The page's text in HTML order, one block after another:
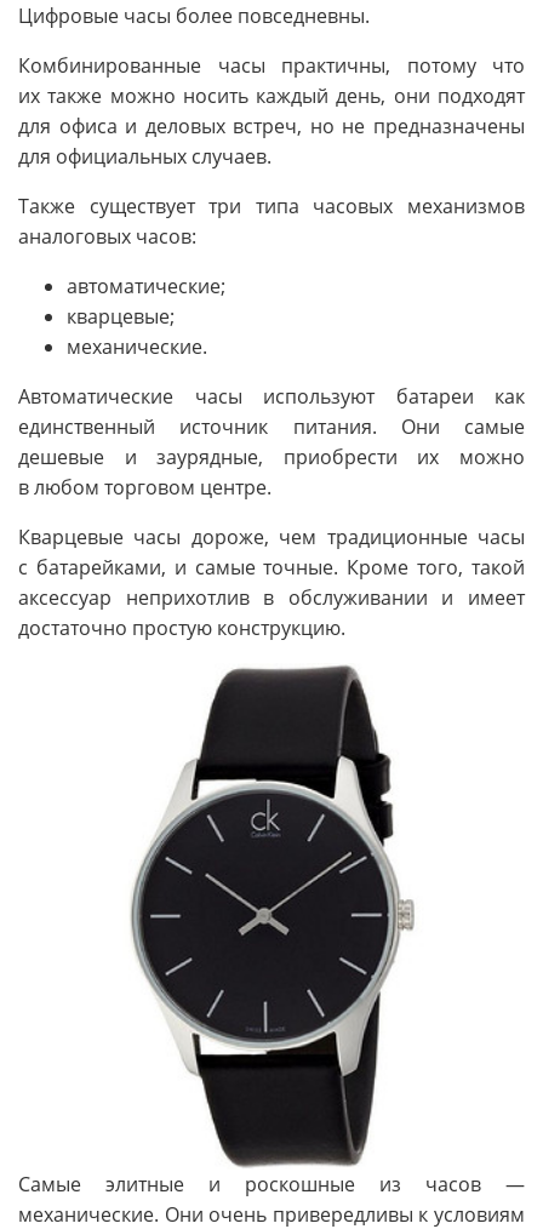
Цифровые часы более повседневны.
Комбинированные часы практичны, потому что
их также можно носить каждый день, они подходят
для офиса и деловых встреч, но не предназначены
для официальных случаев.
Также существует три типа часовых механизмов
аналоговых часов:
автоматические;
кварцевые;
механические.
Автоматические часы используют батареи как
единственный источник питания. Они самые
дешевые и заурядные, приобрести их можно
в любом торговом центре.
Кварцевые часы дороже, чем традиционные часы
с батарейками, и самые точные. Кроме того, такой
аксессуар неприхотлив в обслуживании и имеет
достаточно простую конструкцию.
Самые элитные и роскошные из часов —
механические. Они очень привередливы к условиям